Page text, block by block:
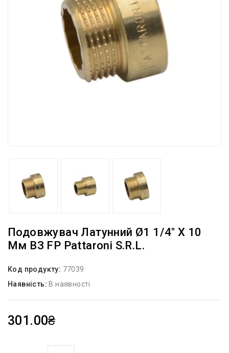
Подовжувач Латунний Ø1 1/4″ X 10
Мм ВЗ FP Pattaroni S.r.l.
Код продукту: 77039
Наявність: В наявності
301.00₴